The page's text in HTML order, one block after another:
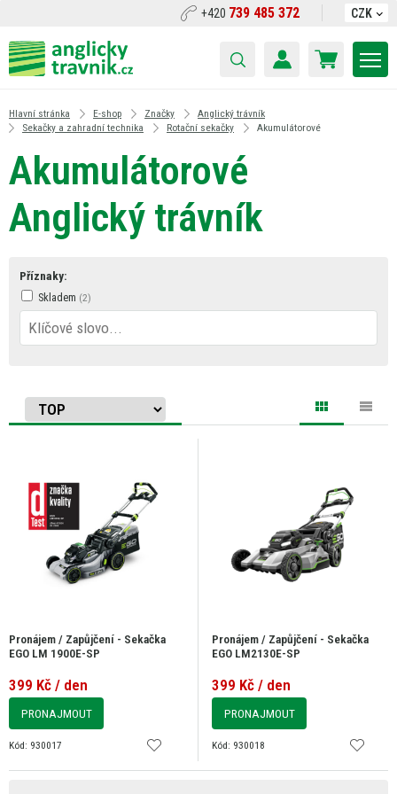
+420 739 485 372 CZK
Hlavní stránka E-shop Značky
Anglický trávník
Sekačky a zahradní technika
Rotační sekačky Akumulátorové
Akumulátorové
Anglický trávník
Příznaky:
Skladem
Pronájem / Zapůjčení - Sekačka
EGO LM 1900E-SP
399 Kč / den
PRONAJMOUT
Kód: 930017
Pronájem / Zapůjčení - Sekačka
EGO LM2130E-SP
399 Kč / den
PRONAJMOUT
Kód: 930018